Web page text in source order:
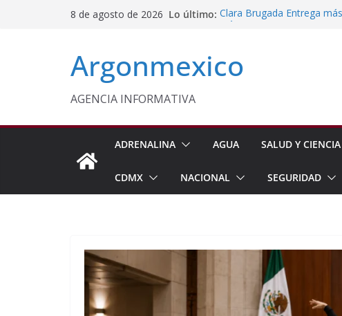
8 de agosto de 2026 Lo último: Clara Brugada Entrega
Chimalhuacán
Sheinbaum Entrega
y Perú
Argonmexico
AGENCIA INFORMATIVA
ADRENALINA AGUA SALUD Y CIENCIA
CDMX NACIONAL SEGURIDAD